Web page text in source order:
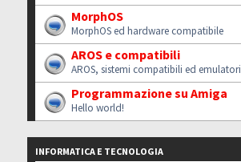
MorphOS
MorphOS ed hardware compatibile
AROS e compatibili
AROS, sistemi compatibili ed emulatori
Programmazione su Amiga
Hello world!
INFORMATICA E TECNOLOGIA